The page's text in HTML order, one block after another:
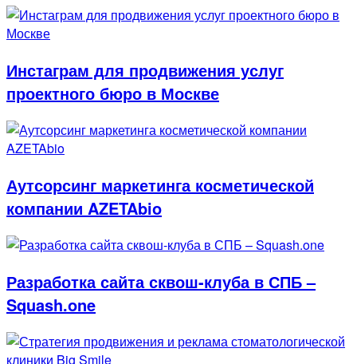
Инстаграм для продвижения услуг
проектного бюро в Москве
Аутсорсинг маркетинга косметической
компании AZETAbio
Разработка сайта сквош-клуба в СПБ –
Squash.one